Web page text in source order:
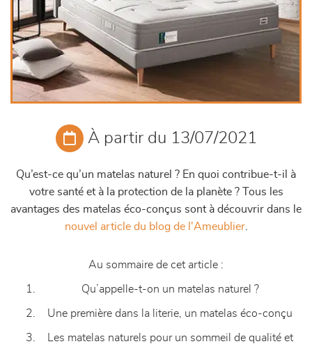
À partir du 13/07/2021
Qu’est-ce qu’un matelas naturel ? En quoi contribue-t-il à
votre santé et à la protection de la planète ? Tous les
avantages des matelas éco-conçus sont à découvrir dans le
nouvel article du blog de l'Ameublier.
Au sommaire de cet article :
Qu’appelle-t-on un matelas naturel ?
Une première dans la literie, un matelas éco-conçu
Les matelas naturels pour un sommeil de qualité et